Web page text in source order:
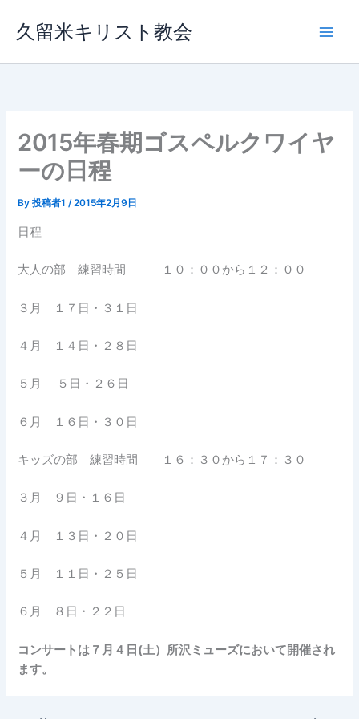
ス
久留米キリスト教会
2015年春期ゴスペルクワイヤ
ーの日程
By投稿者1/2015年2月9日
日程
大人の部 練習時間 １０：００から１２：００
３月 １７日・３１日
４月 １４日・２８日
５月 ５日・２６日
６月 １６日・３０日
キッズの部 練習時間 １６：３０から１７：３０
３月 ９日・１６日
４月 １３日・２０日
５月 １１日・２５日
６月 ８日・２２日
コンサートは７月４日(土）所沢ミューズにおいて開催され
ます。